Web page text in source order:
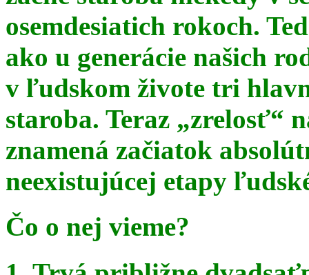
osemdesiatich rokoch.
ako u generácie našich
v ľudskom živote tri
staroba. Teraz „zrelosť“
znamená začiatok
neexistujúcej etapy
Čo o nej vieme?